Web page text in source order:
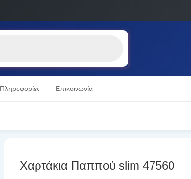
Πληροφορίες Επικοινωνία
Χαρτάκια Παππού slim 47560